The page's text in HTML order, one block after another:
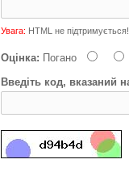
Увага: HTML не
Оцінка: Погано
Введіть код, вказаний